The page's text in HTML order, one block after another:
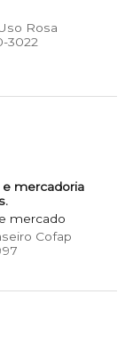
Rosa
3022
mercadoria
mercado
Cofap